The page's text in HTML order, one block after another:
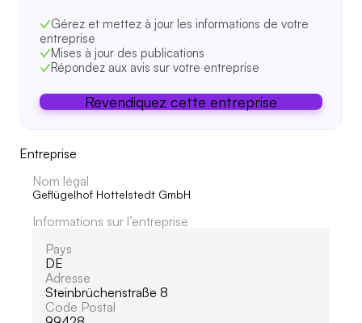
Gérez et mettez à jour les informations de votre
entreprise
Mises à jour des publications
Répondez aux avis sur votre entreprise
Revendiquez cette entreprise
Entreprise
Nom légal
Geflügelhof Hottelstedt GmbH
Informations sur l’entreprise
Pays
DE
Adresse
Steinbrüchenstraße 8
Code Postal